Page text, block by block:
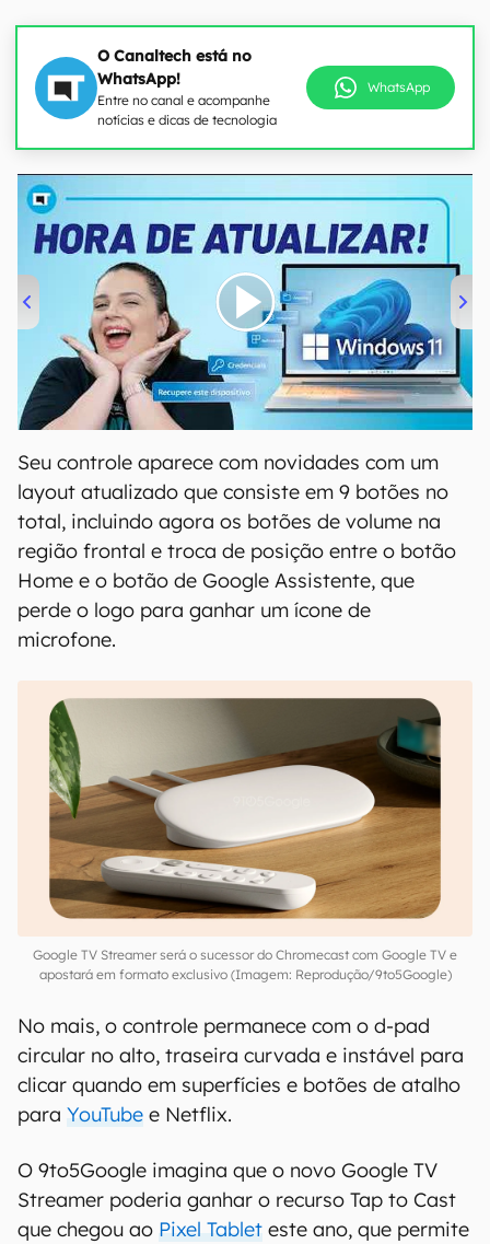
O Canaltech está no
WhatsApp!
Entre no canal e acompanhe
notícias e dicas de tecnologia
WhatsApp
00:00 04:52
Seu controle aparece com novidades com um
layout atualizado que consiste em 9 botões no
total, incluindo agora os botões de volume na
região frontal e troca de posição entre o botão
Home e o botão de Google Assistente, que
perde o logo para ganhar um ícone de
microfone.
Google TV Streamer será o sucessor do Chromecast com Google TV e
apostará em formato exclusivo (Imagem: Reprodução/9to5Google)
No mais, o controle permanece com o d-pad
circular no alto, traseira curvada e instável para
clicar quando em superfícies e botões de atalho
para YouTube e Netflix.
O 9to5Google imagina que o novo Google TV
Streamer poderia ganhar o recurso Tap to Cast
que chegou ao Pixel Tablet este ano, que permite